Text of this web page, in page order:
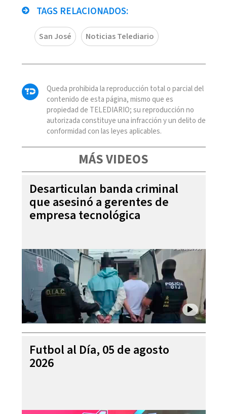
TAGS RELACIONADOS:
San José Noticias Telediario
Queda prohibida la reproducción total o parcial del
contenido de esta página, mismo que es
propiedad de TELEDIARIO; su reproducción no
autorizada constituye una infracción y un delito de
conformidad con las leyes aplicables.
MÁS VIDEOS
Desarticulan banda criminal
que asesinó a gerentes de
empresa tecnológica
Futbol al Día, 05 de agosto
2026